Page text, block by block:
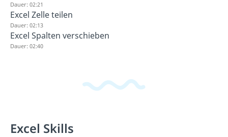
Dauer: 02:21
Excel Zelle teilen
Dauer: 02:13
Excel Spalten verschieben
Dauer: 02:40
Excel Skills